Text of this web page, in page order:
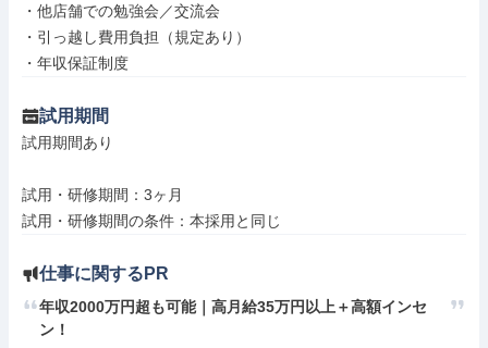
・他店舗での勉強会／交流会
・引っ越し費用負担（規定あり）
・年収保証制度
試用期間
試用期間あり
試用・研修期間：3ヶ月
仕事に関するPR
年収2000万円超も可能｜高月給35万円以上＋高額インセ
ン！